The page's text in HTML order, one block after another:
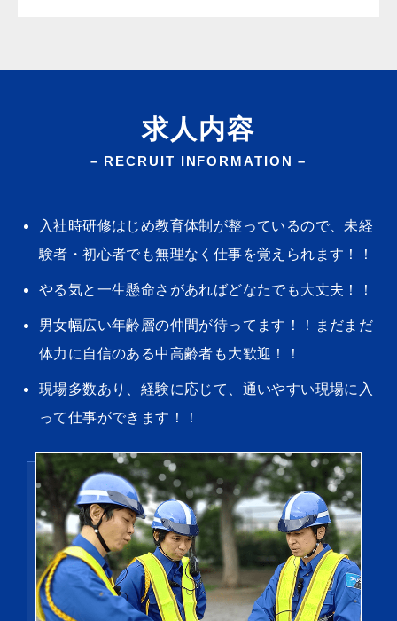
求人内容
– RECRUIT INFORMATION –
入社時研修はじめ教育体制が整っているので、未経
験者・初心者でも無理なく仕事を覚えられます！！
やる気と一生懸命さがあればどなたでも大丈夫！！
男女幅広い年齢層の仲間が待ってます！！まだまだ
体力に自信のある中高齢者も大歓迎！！
現場多数あり、経験に応じて、通いやすい現場に入
って仕事ができます！！